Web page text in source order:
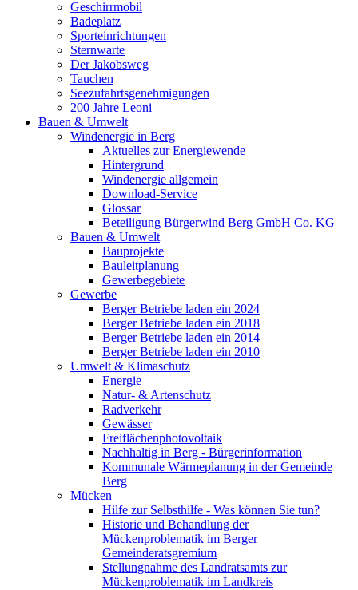
Geschirrmobil
Badeplatz
Sporteinrichtungen
Sternwarte
Der Jakobsweg
Tauchen
Seezufahrtsgenehmigungen
200 Jahre Leoni
Bauen & Umwelt
Windenergie in Berg
Aktuelles zur Energiewende
Hintergrund
Windenergie allgemein
Download-Service
Glossar
Beteiligung Bürgerwind Berg GmbH Co. KG
Bauen & Umwelt
Bauprojekte
Bauleitplanung
Gewerbegebiete
Gewerbe
Berger Betriebe laden ein 2024
Berger Betriebe laden ein 2018
Berger Betriebe laden ein 2014
Berger Betriebe laden ein 2010
Umwelt & Klimaschutz
Energie
Natur- & Artenschutz
Radverkehr
Gewässer
Freiflächenphotovoltaik
Nachhaltig in Berg - Bürgerinformation
Kommunale Wärmeplanung in der Gemeinde
Berg
Mücken
Hilfe zur Selbsthilfe - Was können Sie tun?
Historie und Behandlung der
Mückenproblematik im Berger
Gemeinderatsgremium
Stellungnahme des Landratsamts zur
Mückenproblematik im Landkreis